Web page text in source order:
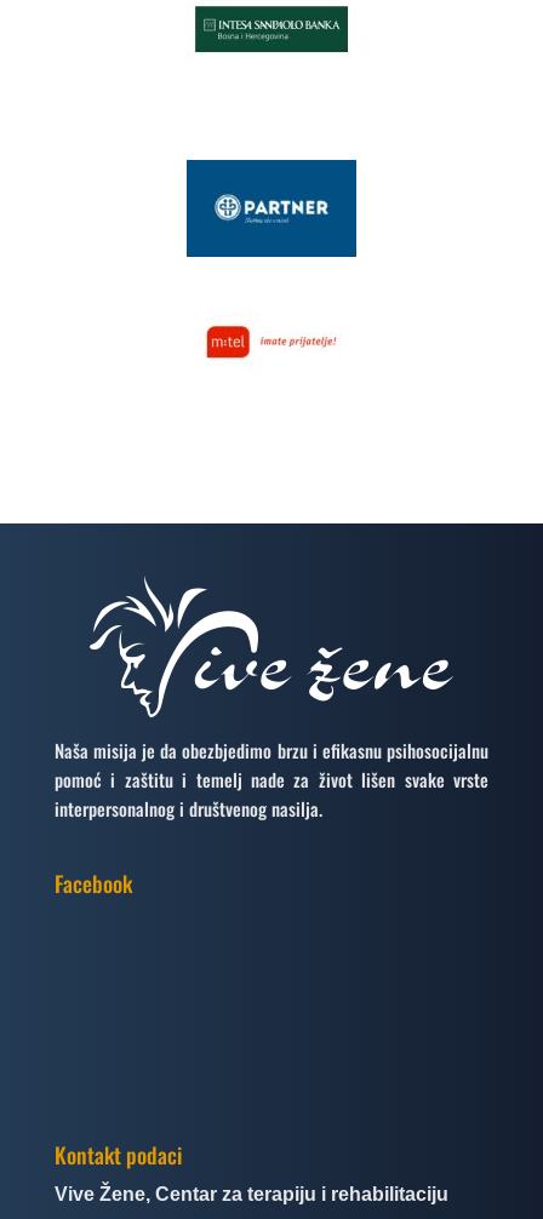
Naša misija je da obezbjedimo brzu i efikasnu psihosocijalnu
pomoć i zaštitu i temelj nade za život lišen svake vrste
interpersonalnog i društvenog nasilja.
Facebook
Kontakt podaci
Vive Žene, Centar za terapiju i rehabilitaciju